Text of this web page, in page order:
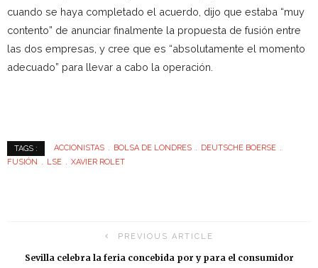
cuando se haya completado el acuerdo, dijo que estaba “muy
contento” de anunciar finalmente la propuesta de fusión entre
las dos empresas, y cree que es “absolutamente el momento
adecuado” para llevar a cabo la operación.
TAGS : ACCIONISTAS BOLSA DE LONDRES
DEUTSCHE BOERSE
FUSIÓN
LSE XAVIER ROLET
PREVIOUS ARTICLE
Sevilla celebra la feria concebida por y para el consumidor